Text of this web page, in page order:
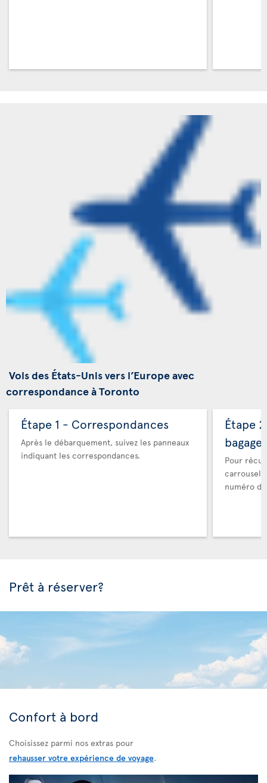
Vols des États-Unis vers l’Europe avec
correspondance à Toronto
Étape 1 - Correspondances
Après le débarquement, suivez les panneaux
indiquant les correspondances.
Étape
Pour
carrousel
numéro
Prêt à réserver?
Confort à bord
Choisissez parmi nos extras pour
rehausser votre expérience de voyage.